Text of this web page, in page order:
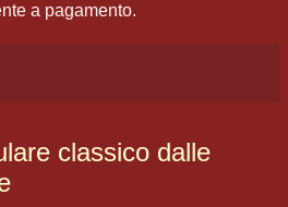
a pagamento.
classico dalle